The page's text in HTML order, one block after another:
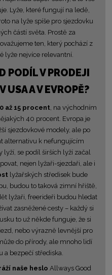
Lyže, které fungují na ledě,
na lyže spíše pro sjezdovku
částí světa. Prostě za
ten, který pochází z
lyže nejvíce relevantní.
PODÍL V PRODEJI
USA A V EVROPĚ?
až 15 procent, na východním
40 procent. Evropa je
sjezdovkové modely, ale po
alternativu k nefungujícím
lyží, se podíl širších lyží začal
nejen lyžaři-sjezdaři, ale i
lyžařských středisek bude
budou to taková zimní hřiště,
lyžaři, freerideři budou hledat
zasněžené cesty – každý si
to už někde funguje, že si
nebo výrazně levnější pro
do přírody, ale mnoho lidí
a bezpečí střediska.
naše heslo Allways Good